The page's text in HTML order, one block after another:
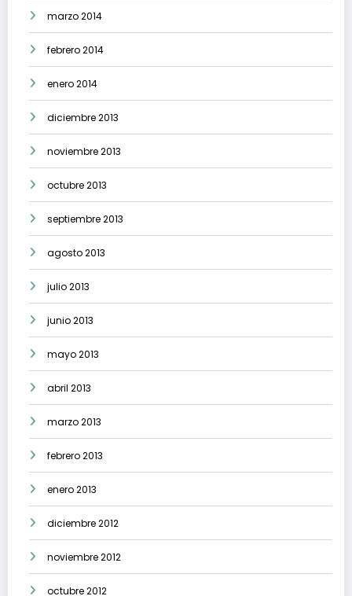
marzo 2014
febrero 2014
enero 2014
diciembre 2013
noviembre 2013
octubre 2013
septiembre 2013
agosto 2013
julio 2013
junio 2013
mayo 2013
abril 2013
marzo 2013
febrero 2013
enero 2013
diciembre 2012
noviembre 2012
octubre 2012